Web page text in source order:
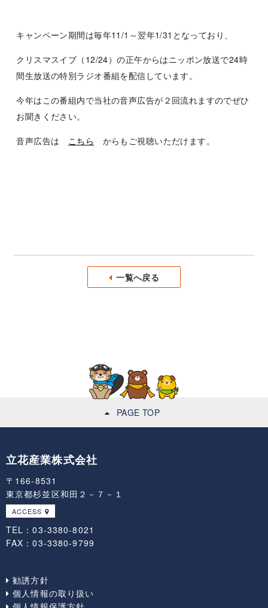
キャンペーン期間は毎年11/1～翌年1/31となっており、
クリスマスイブ（12/24）の正午からはニッポン放送で24時
間生放送の特別ラジオ番組を配信しています。
今年はこの番組内で当社の音声広告が２回流れますのでぜひ
お聞きください。
音声広告は こちら からもご視聴いただけます。
一覧へ戻る
PAGE TOP
立花産業株式会社
〒166-8531
東京都杉並区和田２－７－１
ACCESS
TEL：03-3380-8021
FAX：03-3380-9799
勧誘方針
個人情報の取り扱い